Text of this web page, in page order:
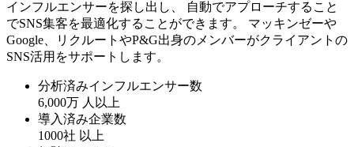
インフルエンサーを探し出し、 自動でアプローチすること
でSNS集客を最適化することができます。 マッキンゼーや
Google、リクルートやP&G出身のメンバーがクライアントの
SNS活用をサポートします。
分析済みインフルエンサー数
6,000万 人以上
導入済み企業数
1000社 以上